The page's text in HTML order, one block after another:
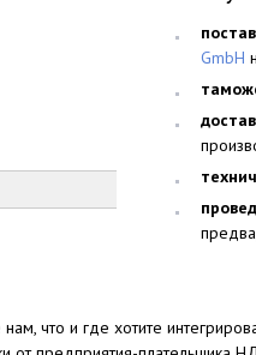
GmbH
что и где хотите